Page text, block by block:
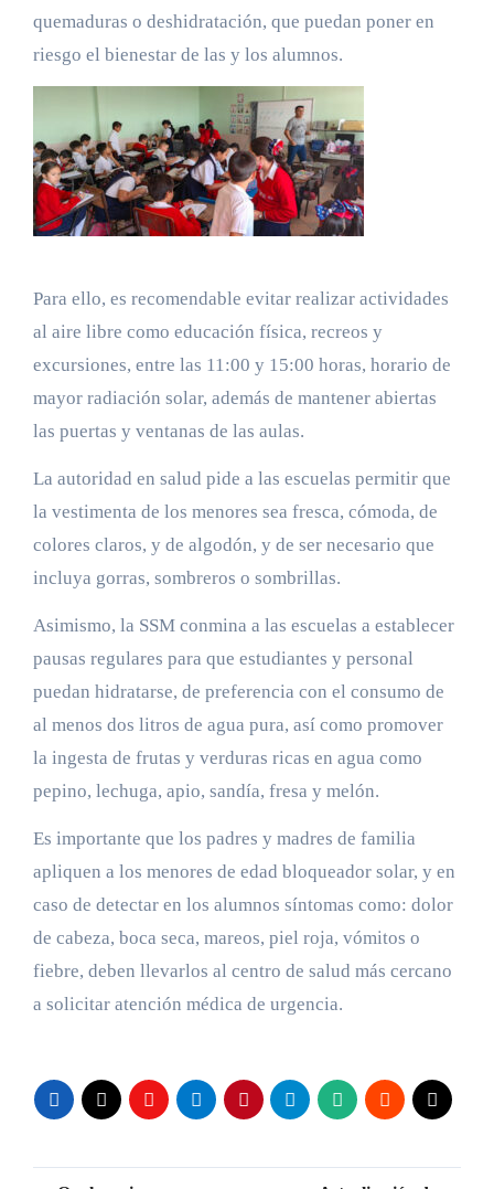
quemaduras o deshidratación, que puedan poner en
riesgo el bienestar de las y los alumnos.
Para ello, es recomendable evitar realizar actividades
al aire libre como educación física, recreos y
excursiones, entre las 11:00 y 15:00 horas, horario de
mayor radiación solar, además de mantener abiertas
las puertas y ventanas de las aulas.
La autoridad en salud pide a las escuelas permitir que
la vestimenta de los menores sea fresca, cómoda, de
colores claros, y de algodón, y de ser necesario que
incluya gorras, sombreros o sombrillas.
Asimismo, la SSM conmina a las escuelas a establecer
pausas regulares para que estudiantes y personal
puedan hidratarse, de preferencia con el consumo de
al menos dos litros de agua pura, así como promover
la ingesta de frutas y verduras ricas en agua como
pepino, lechuga, apio, sandía, fresa y melón.
Es importante que los padres y madres de familia
apliquen a los menores de edad bloqueador solar, y en
caso de detectar en los alumnos síntomas como: dolor
de cabeza, boca seca, mareos, piel roja, vómitos o
fiebre, deben llevarlos al centro de salud más cercano
a solicitar atención médica de urgencia.